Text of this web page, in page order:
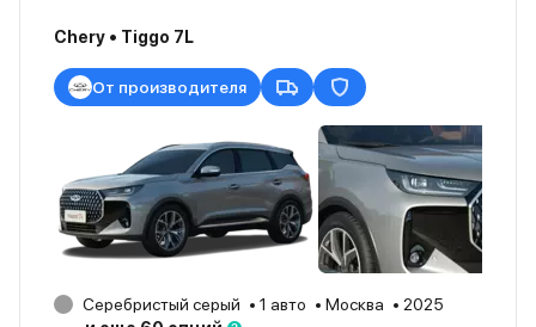
Chery • Tiggo 7L
От производителя
Серебристый серый 1 авто Москва
2025